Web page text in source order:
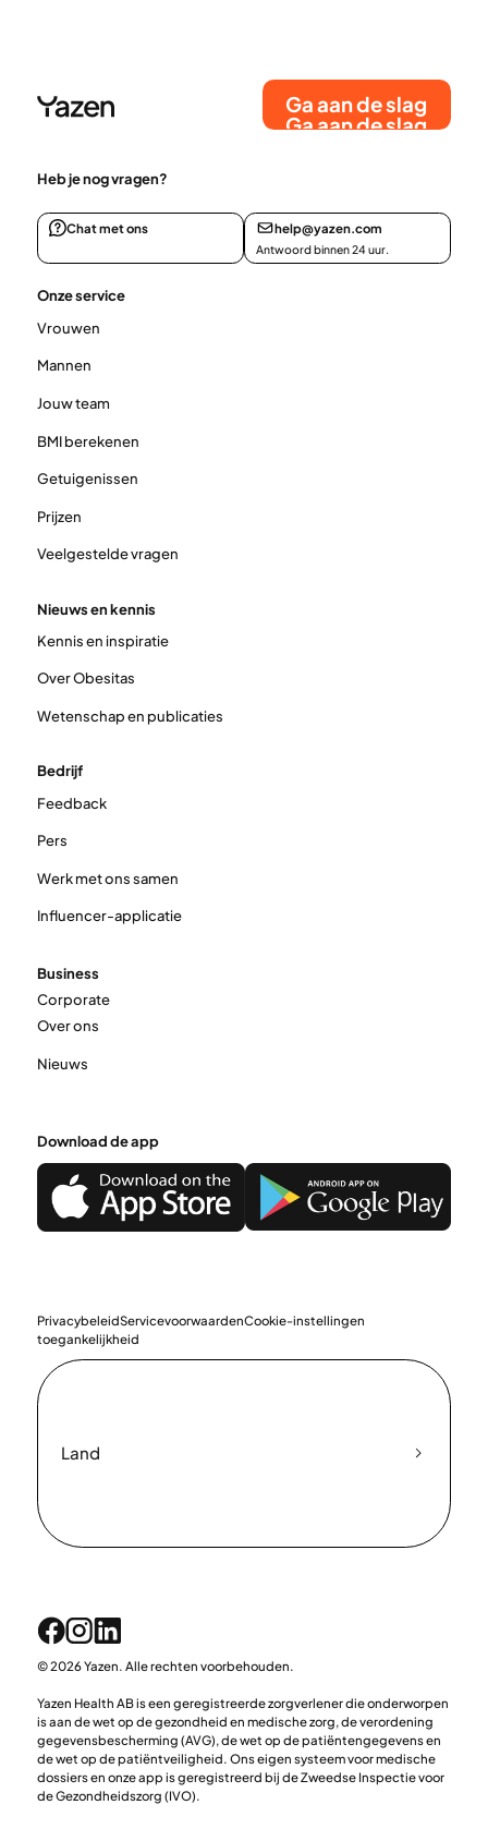
Ga aan de slag
Ga aan de slag
Heb je nog vragen?
Chat met ons help@yazen.com
Antwoord binnen 24 uur.
Onze service
Vrouwen
Mannen
Jouw team
BMI berekenen
Getuigenissen
Prijzen
Veelgestelde vragen
Nieuws en kennis
Kennis en inspiratie
Over Obesitas
Wetenschap en publicaties
Bedrijf
Feedback
Pers
Werk met ons samen
Influencer-applicatie
Business
Corporate
Over ons
Nieuws
Download de app
PrivacybeleidServicevoorwaardenCookie-instellingen
toegankelijkheid
Land
© 2026 Yazen. Alle rechten voorbehouden.
Yazen Health AB is een geregistreerde zorgverlener die onderworpen
is aan de wet op de gezondheid en medische zorg, de verordening
gegevensbescherming (AVG), de wet op de patiëntengegevens en
de wet op de patiëntveiligheid. Ons eigen systeem voor medische
dossiers en onze app is geregistreerd bij de Zweedse Inspectie voor
de Gezondheidszorg (IVO).